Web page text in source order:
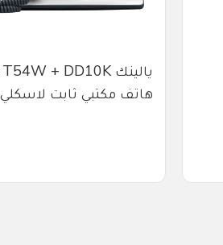
هاتف مكتبي ثابت لاسكلي